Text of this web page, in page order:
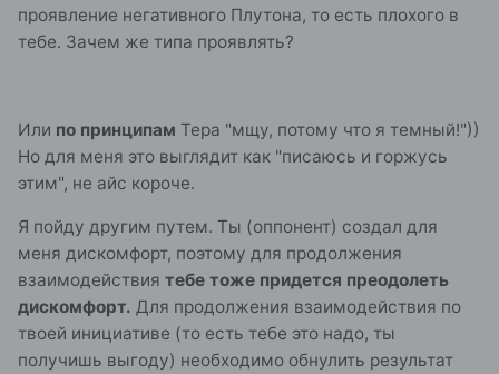
проявление негативного Плутона, то есть плохого в
тебе. Зачем же типа проявлять?
Или по принципам Тера "мщу, потому что я темный!"))
Но для меня это выглядит как "писаюсь и горжусь
этим", не айс короче.
Я пойду другим путем. Ты (оппонент) создал для
меня дискомфорт, поэтому для продолжения
взаимодействия тебе тоже придется преодолеть
дискомфорт. Для продолжения взаимодействия по
твоей инициативе (то есть тебе это надо, ты
получишь выгоду) необходимо обнулить результат